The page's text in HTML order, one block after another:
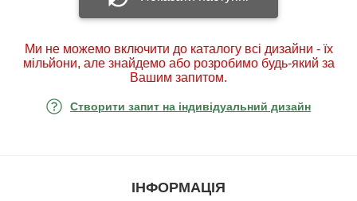
Ми не можемо включити до каталогу всі дизайни - їх
мільйони, але знайдемо або розробимо будь-який за
Вашим запитом.
Створити запит на індивідуальний дизайн
ІНФОРМАЦІЯ